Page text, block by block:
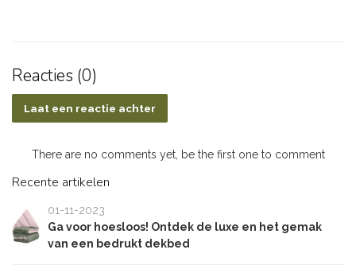
Reacties (0)
Laat een reactie achter
There are no comments yet, be the first one to comment
Recente artikelen
01-11-2023
Ga voor hoesloos! Ontdek de luxe en het gemak
van een bedrukt dekbed